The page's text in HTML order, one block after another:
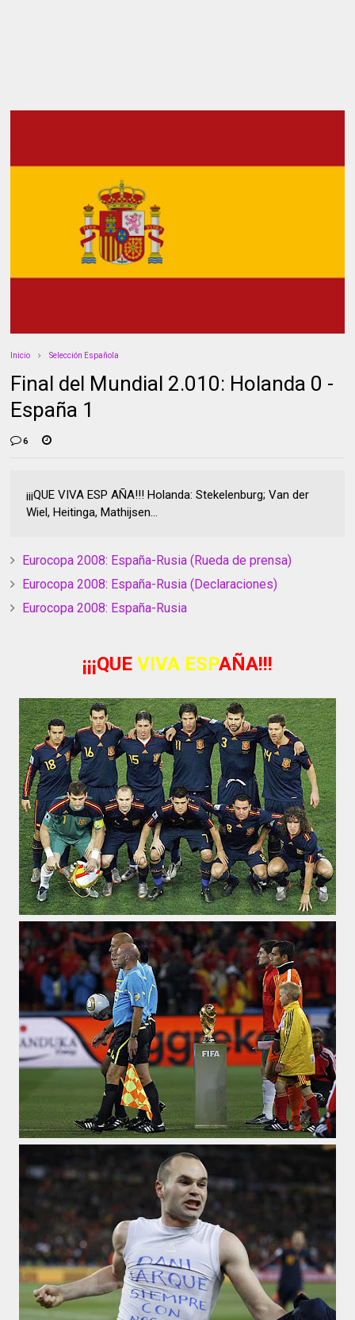
Inicio Selección Española
Final del Mundial 2.010: Holanda 0 -
España 1
6
¡¡¡QUE VIVA ESP AÑA!!! Holanda: Stekelenburg; Van der
Wiel, Heitinga, Mathijsen...
Eurocopa 2008: España-Rusia (Rueda de prensa)
Eurocopa 2008: España-Rusia (Declaraciones)
Eurocopa 2008: España-Rusia
¡¡¡QUE VIVA ESPAÑA!!!